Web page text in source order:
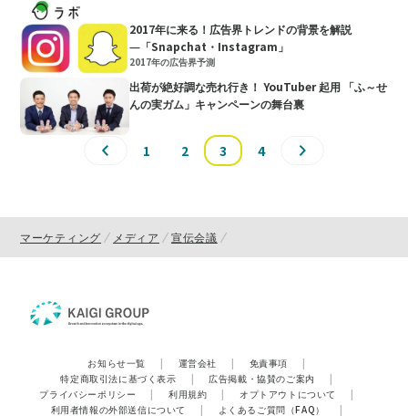
2017年に来る！広告界トレンドの背景を解説
―「Snapchat・Instagram」
2017年の広告界予測
出荷が絶好調な売れ行き！ YouTuber 起用 「ふ～せ
んの実ガム」キャンペーンの舞台裏
1 2 3 4
マーケティング メディア 宣伝会議
お知らせ一覧 | 運営会社 | 免責事項
|
特定商取引法に基づく表示
| 広告掲載・協賛のご案内
|
プライバシーポリシー
| 利用規約 | オプトアウトについて
|
利用者情報の外部送信について
| よくあるご質問（FAQ） |